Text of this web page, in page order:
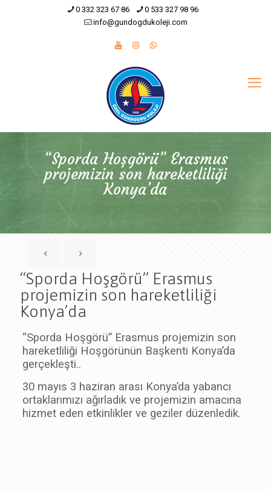
0 332 323 67 86
0 533 327 98 96
info@gundogdukoleji.com
“Sporda Hoşgörü” Erasmus
projemizin son hareketliliği
Konya’da
“Sporda Hoşgörü” Erasmus
projemizin son hareketliliği
Konya’da
“Sporda Hoşgörü” Erasmus projemizin son
hareketliliği Hoşgörünün Başkenti Konya’da
gerçekleşti..
30 mayıs 3 haziran arası Konya’da yabancı
ortaklarımızı ağırladık ve projemizin amacına
hizmet eden etkinlikler ve geziler düzenledik.